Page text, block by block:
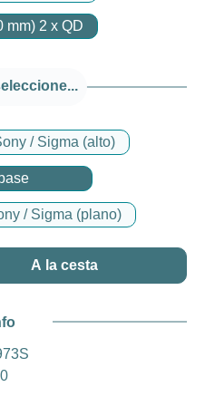
mm) 2 x QD
/ Sigma (alto)
/ Sigma (plano)
introduce la
A la cesta